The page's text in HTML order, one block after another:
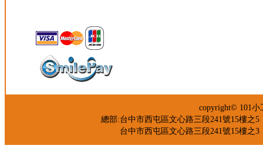
copyright© 101
總部:台中市西屯區文心路三段241號15樓之
台中市西屯區文心路三段241號15樓